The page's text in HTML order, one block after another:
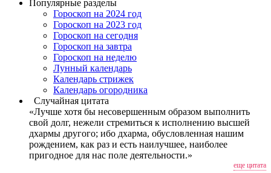
Популярные разделы
Гороскоп на 2024 год
Гороскоп на 2023 год
Гороскоп на сегодня
Гороскоп на завтра
Гороскоп на неделю
Лунный календарь
Календарь стрижек
Календарь огородника
Случайная цитата
«Лучше хотя бы несовершенным образом выполнить
свой долг, нежели стремиться к исполнению высшей
дхармы другого; ибо дхарма, обусловленная нашим
рождением, как раз и есть наилучшее, наиболее
пригодное для нас поле деятельности.»
еще цитата